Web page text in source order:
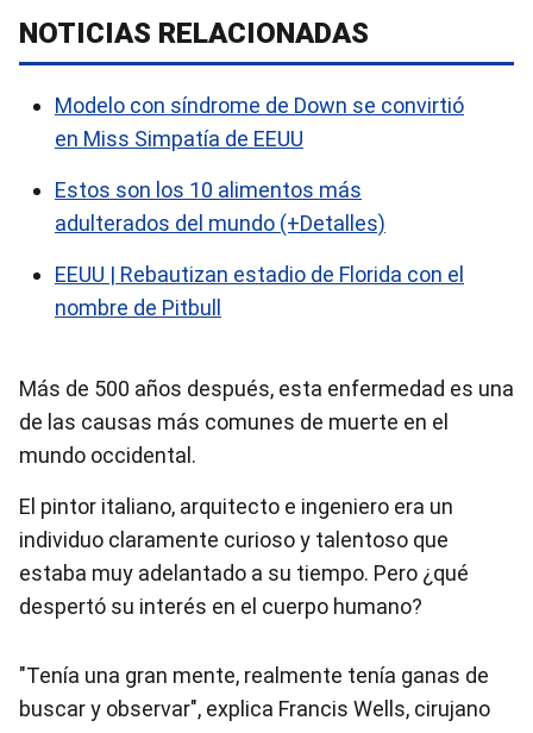
NOTICIAS RELACIONADAS
Modelo con síndrome de Down se convirtió
en Miss Simpatía de EEUU
Estos son los 10 alimentos más
adulterados del mundo (+Detalles)
EEUU | Rebautizan estadio de Florida con el
nombre de Pitbull
Más de 500 años después, esta enfermedad es una
de las causas más comunes de muerte en el
mundo occidental.
El pintor italiano, arquitecto e ingeniero era un
individuo claramente curioso y talentoso que
estaba muy adelantado a su tiempo. Pero ¿qué
despertó su interés en el cuerpo humano?
"Tenía una gran mente, realmente tenía ganas de
buscar y observar", explica Francis Wells, cirujano